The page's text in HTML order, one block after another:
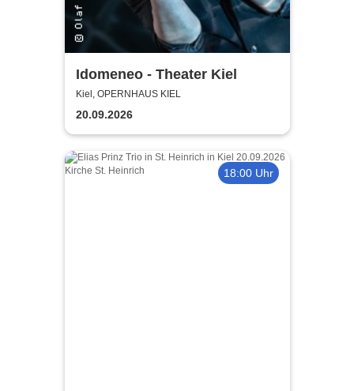
Idomeneo - Theater Kiel
Kiel, OPERNHAUS KIEL
20.09.2026
18:00 Uhr